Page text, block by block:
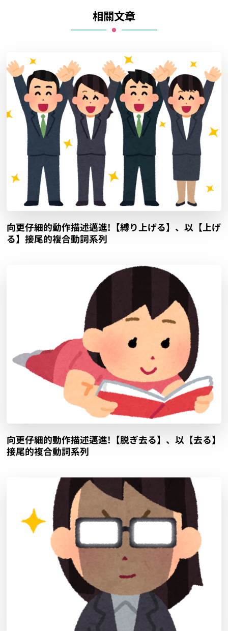
相關文章
向更仔細的動作描述邁進!【縛り上げる】、以【上げ
る】接尾的複合動詞系列
向更仔細的動作描述邁進!【脱ぎ去る】、以【去る】
接尾的複合動詞系列